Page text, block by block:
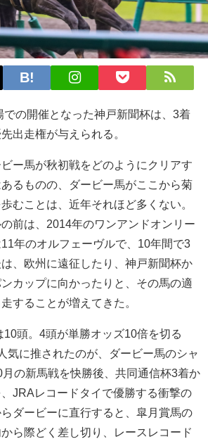
での開催となった神戸新聞杯は、3着
出走権が与えられる。
ー馬が秋初戦をどのようにクリアす
るものの、ダービー馬がここから菊
むことは、近年それほど多くない。
前は、2014年のワンアンドオンリー
年のオルフェーヴルで、10年間で3
、欧州に遠征したり、神戸新聞杯か
カップに向かったりと、その馬の適
することが増えてきた。
頭。4頭が単勝オッズ10倍を切る
気に推されたのが、ダービー馬のシャ
の新馬戦を快勝後、共同通信杯3着か
JRAレコードタイで優勝する衝撃の
ダービーに直行すると、皐月賞馬の
ら際どく差し切り、レースレコード